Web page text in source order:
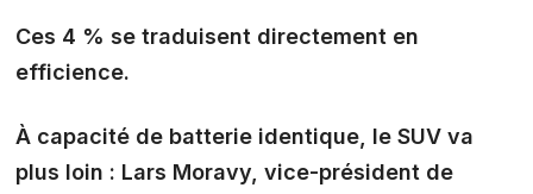
Ces 4 % se traduisent directement en
efficience.
À capacité de batterie identique, le SUV va
plus loin : Lars Moravy, vice-président de